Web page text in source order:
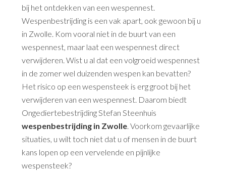
bij het ontdekken van een wespennest.
Wespenbestrijding is een vak apart, ook gewoon bij u
in Zwolle. Kom vooral niet in de buurt van een
wespennest, maar laat een wespennest direct
verwijderen. Wist u al dat een volgroeid wespennest
in de zomer wel duizenden wespen kan bevatten?
Het risico op een wespensteek is erg groot bij het
verwijderen van een wespennest. Daarom biedt
Ongediertebestrijding Stefan Steenhuis
wespenbestrijding in Zwolle. Voorkom gevaarlijke
situaties, u wilt toch niet dat u of mensen in de buurt
kans lopen op een vervelende en pijnlijke
wespensteek?